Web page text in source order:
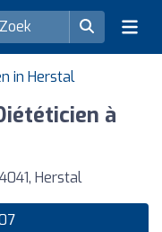
in Herstal
à
Herstal